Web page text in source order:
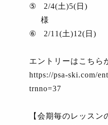
⑤
2/4(土)5( 日) 定
様
⑥
2/11(土)12( 日)
エントリーはこちら
https://psa-ski.com/
trnno=37
【会期毎のレッスン